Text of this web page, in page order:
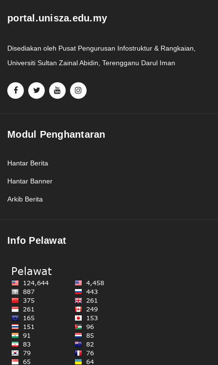
portal.unisza.edu.my
Disediakan oleh Pusat Pengurusan Infostruktur & Rangkaian,
Universiti Sultan Zainal Abidin, Terengganu Darul Iman
Modul Penghantaran
Hantar Berita
Hantar Banner
Arkib Berita
Info Pelawat